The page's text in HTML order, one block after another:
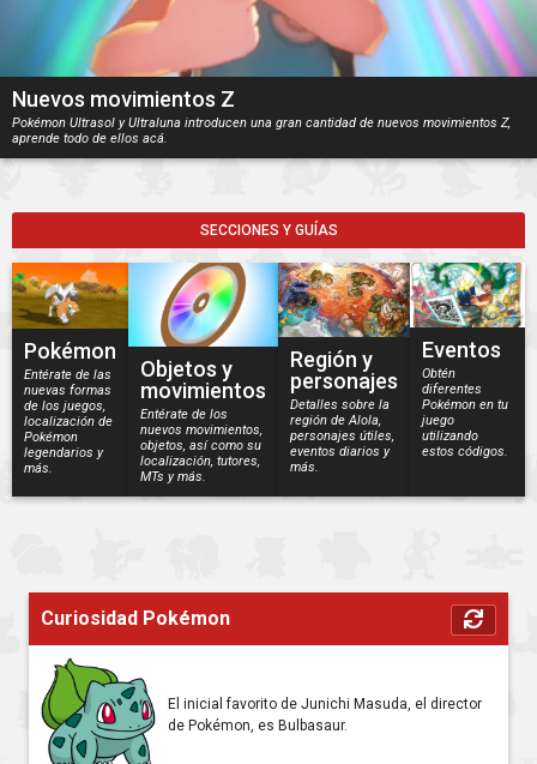
Nuevos movimientos Z
Pokémon Ultrasol y Ultraluna introducen una gran cantidad de nuevos movimientos Z,
aprende todo de ellos acá.
SECCIONES Y GUÍAS
Pokémon
Entérate de las
nuevas formas
de los juegos,
localización de
Pokémon
legendarios y
más.
Objetos y
movimientos
Entérate de los
nuevos movimientos,
objetos, así como su
localización, tutores,
MTs y más.
Región y
personajes
Detalles sobre la
región de Alola,
personajes útiles,
eventos diarios y
más.
Eventos
Obtén
diferentes
Pokémon en tu
juego
utilizando
estos códigos.
Curiosidad Pokémon
El inicial favorito de Junichi Masuda, el director
de Pokémon, es Bulbasaur.